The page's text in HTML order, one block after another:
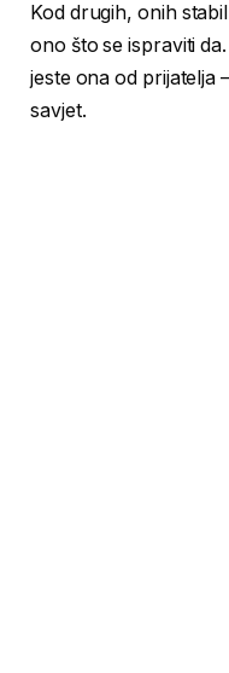
Kod drugih, onih
ono što se ispraviti
jeste ona od prijatelja
savjet.